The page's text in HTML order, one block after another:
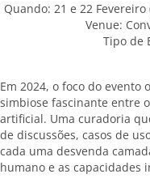
Quando: 21 e 22
Venue:
Tipo de
Em 2024, o foco do evento
simbiose fascinante entre
artificial. Uma curadoria
de discussões, casos de
cada uma desvenda
humano e as capacidades